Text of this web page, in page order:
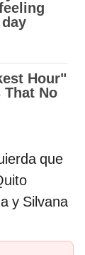
que
y Silvana